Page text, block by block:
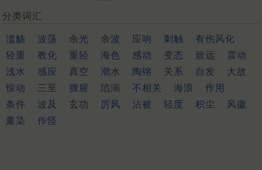
分类词汇
滥觞 波荡 余光 余波 应响 刺触
有伤风化
轻重
教化 重轻 海色 感动 变态 致远
震动
浅水
感应 真空 潮水 陶镕 关系 自发
大故
惊动
三至 膻腥 陷溺 不相关 海浪
作用
条件
波及 玄功 厉风 沾被 轻度 积尘
风徽
薰染
作怪